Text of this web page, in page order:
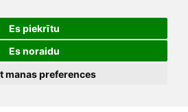
Es piekrītu
Es noraidu
manas preferences